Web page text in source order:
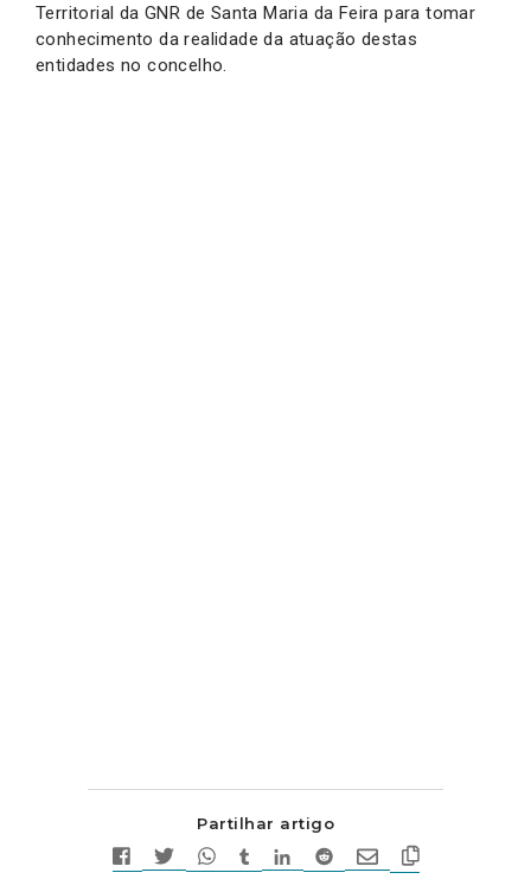
Territorial da GNR de Santa Maria da Feira para tomar
conhecimento da realidade da atuação destas
entidades no concelho.
Partilhar artigo